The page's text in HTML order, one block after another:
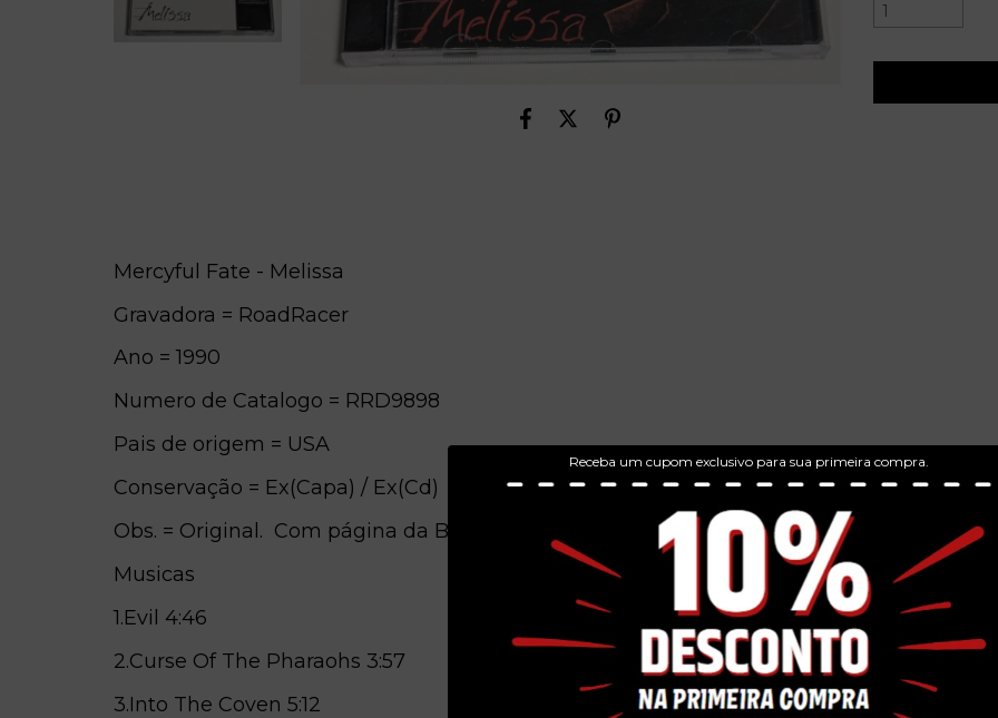
Receba um cupom exclusivo para sua primeira compra.
Mercyful Fate - Melissa
Gravadora = RoadRacer
Ano = 1990
Numero de Catalogo = RRD9898
Pais de origem = USA
Conservação = Ex(Capa) / Ex(Cd)
Obs. = Original. Com página da Blue Grape merchan.
Musicas
1.Evil 4:46
2.Curse Of The Pharaohs 3:57
3.Into The Coven 5:12